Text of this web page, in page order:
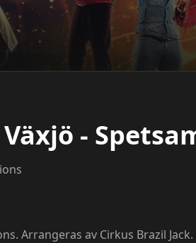
-
Arrangeras av Cirkus Brazil